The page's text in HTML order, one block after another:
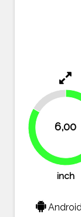
6,00
16.7%
inch